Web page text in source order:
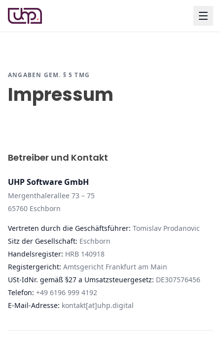
ANGABEN GEM. § 5 TMG
Impressum
Betreiber und Kontakt
UHP Software GmbH
Mergenthalerallee 73 – 75
65760 Eschborn
Vertreten durch die Geschäftsführer: Tomislav Prodanovic
Sitz der Gesellschaft: Eschborn
Handelsregister: HRB 140918
Registergericht: Amtsgericht Frankfurt am Main
USt-IdNr. gemäß §27 a Umsatzsteuergesetz: DE307576456
Telefon: +49 6196 999 4192
E-Mail-Adresse: kontakt[at]uhp.digital